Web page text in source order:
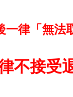
律「無法
不接受